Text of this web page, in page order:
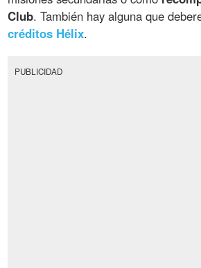
Club. También hay alguna que
créditos Hélix.
PUBLICIDAD